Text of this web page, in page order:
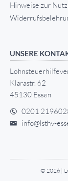
Hinweise zur
UNSERE
Klarastr. 62
45130 Essen
0201
info@lsthv-
© 2026 |